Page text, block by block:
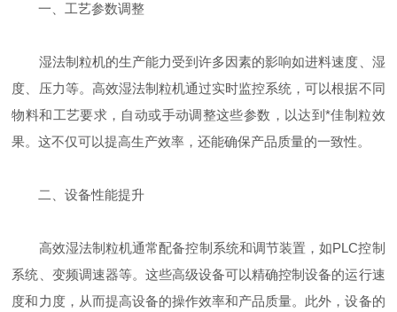
一、工艺参数调整
湿法制粒机的生产能力受到许多因素的影响如进料速度、湿
度、压力等。高效湿法制粒机通过实时监控系统，可以根据不同
物料和工艺要求，自动或手动调整这些参数，以达到*佳制粒效
果。这不仅可以提高生产效率，还能确保产品质量的一致性。
二、设备性能提升
高效湿法制粒机通常配备控制系统和调节装置，如PLC控制
系统、变频调速器等。这些高级设备可以精确控制设备的运行速
度和力度，从而提高设备的操作效率和产品质量。此外，设备的